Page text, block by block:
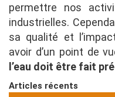
permettre nos
industrielles.
sa qualité et
avoir d’un point de
l’eau doit être fait
Articles récents